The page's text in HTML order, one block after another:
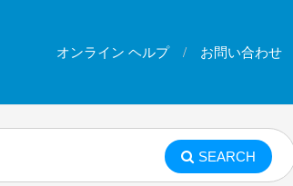
オンライン ヘルプ お問い合わせ
SEARCH